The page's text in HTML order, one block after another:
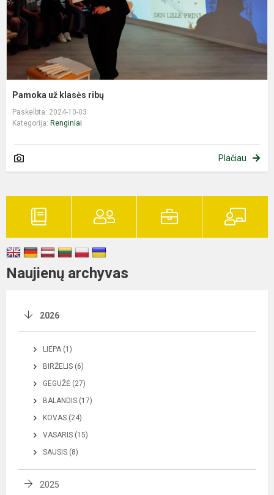
Pamoka už klasės ribų
Paskelbta: 2024-10-03
Kategorija: Renginiai
Plačiau
Naujienų archyvas
2026
LIEPA (1)
BIRŽELIS (6)
GEGUŽĖ (27)
BALANDIS (17)
KOVAS (24)
VASARIS (15)
SAUSIS (8)
2025